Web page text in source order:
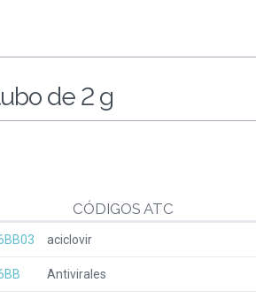
de 2 g
CÓDIGOS ATC
aciclovir
Antivirales